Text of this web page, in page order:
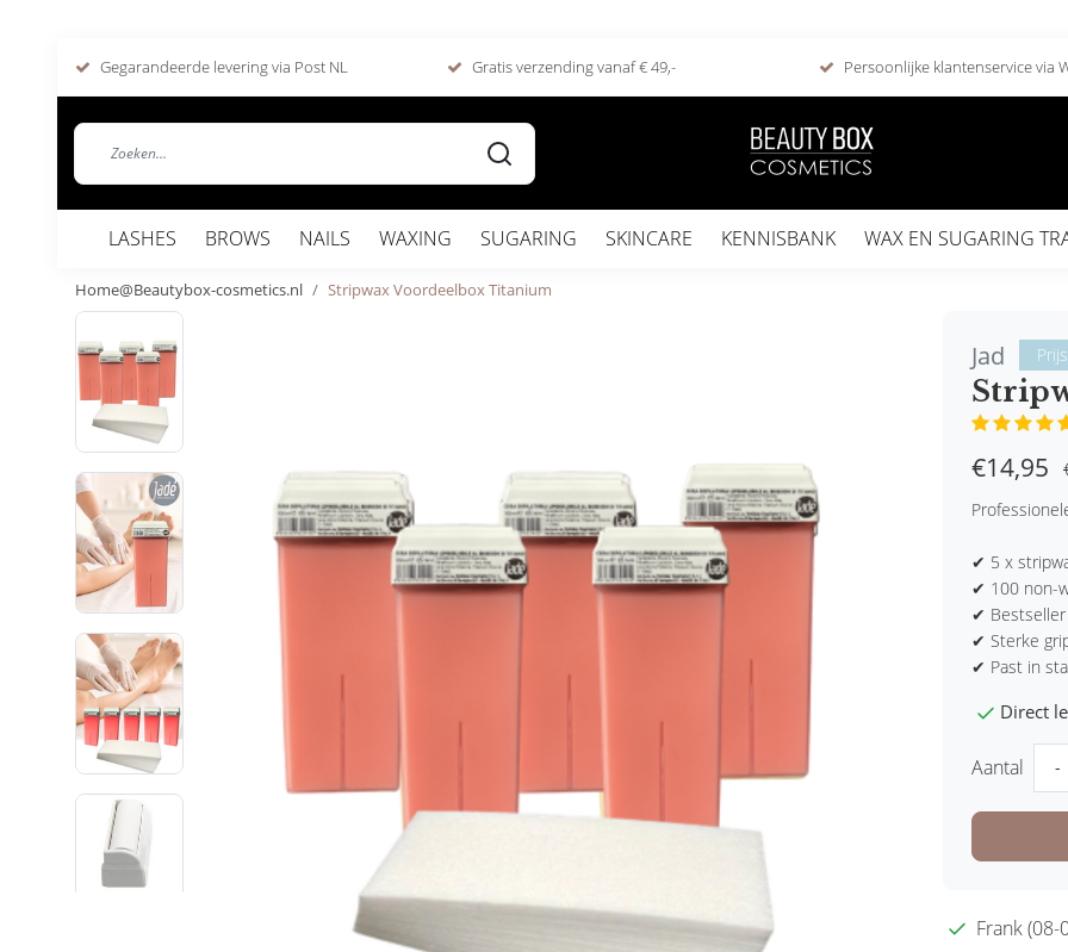
Gegarandeerde levering via Post NL Gratis verzending vanaf € 49,- Persoonlijke klantenservice via
LASHES BROWS NAILS WAXING SUGARING SKINCARE KENNISBANK WAX EN SUGARING
Home@Beautybox-cosmetics.nl Stripwax Voordeelbox Titanium
Jad
€14,95
✔ 5 x
✔ 100 non-
✔ Bestseller
✔ Sterke
✔ Past in
Direct
Aantal -
Frank